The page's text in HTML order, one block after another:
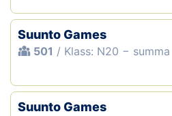
Suunto Games
501 / Klass: N20 − summa
Suunto Games